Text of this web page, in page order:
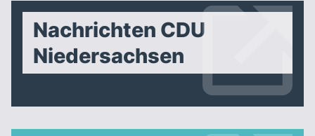
Nachrichten CDU
Niedersachsen